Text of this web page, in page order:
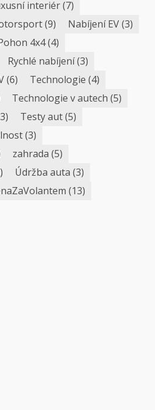
interiér(7)
(9) Nabíjení EV(3)
4x4(4)
Rychlé nabíjení(3)
(6) Technologie (4)
Technologie v autech (5)
Testy aut(5)
(3)
zahrada (5)
Údržba auta (3)
(13)